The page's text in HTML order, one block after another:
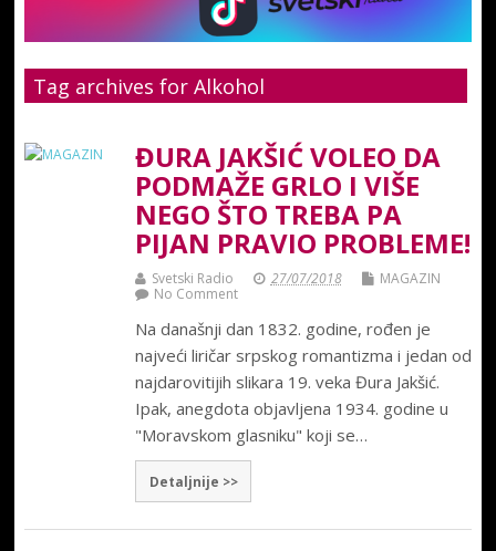
Tag archives for Alkohol
ĐURA JAKŠIĆ VOLEO DA
PODMAŽE GRLO I VIŠE
NEGO ŠTO TREBA PA
PIJAN PRAVIO PROBLEME!
Svetski Radio 27/07/2018
MAGAZIN
No Comment
Na današnji dan 1832. godine, rođen je
najveći liričar srpskog romantizma i jedan od
najdarovitijih slikara 19. veka Đura Jakšić.
Ipak, anegdota objavljena 1934. godine u
"Moravskom glasniku" koji se…
Detaljnije >>